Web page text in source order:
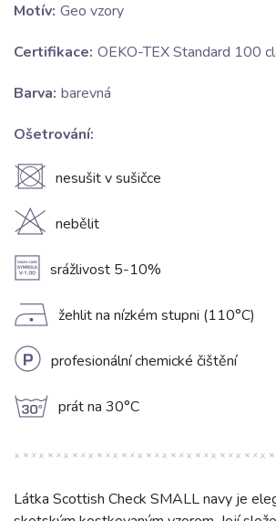
Motív: Geo vzory
Certifikace: OEKO-TEX Standard 100
Barva: barevná
Ošetrování:
U nesušit v sušičce
H nebělit
A srážlivost 5-10%
D žehlit na nízkém stupni (110°C)
L profesionální chemické čištění
g prát na 30°C
Látka Scottish Check SMALL navy je